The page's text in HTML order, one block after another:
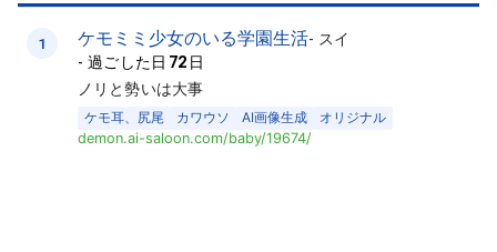
1 ケモミミ少女のいる学園生活- スイ
-過ごした日 72 日
ノリと勢いは大事
ケモ耳、尻尾 カワウソ AI画像生成
オリジナル
demon.ai-saloon.com/baby/19674/